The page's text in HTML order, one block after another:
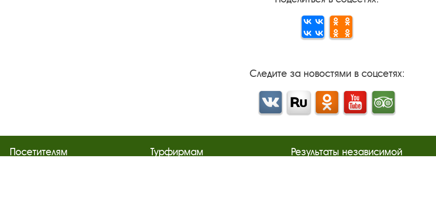
Следите за новостями в соцсетях:
Вконтактеrutube Одноклассники
YouTubeТрипадвизор
Посетителям
Турфирмам
Результаты независимой